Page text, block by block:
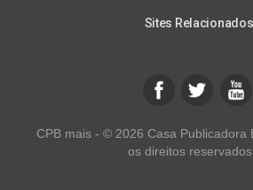
Sites Relacionados
CPB mais - © 2026 Casa Publicadora
os direitos reservados.